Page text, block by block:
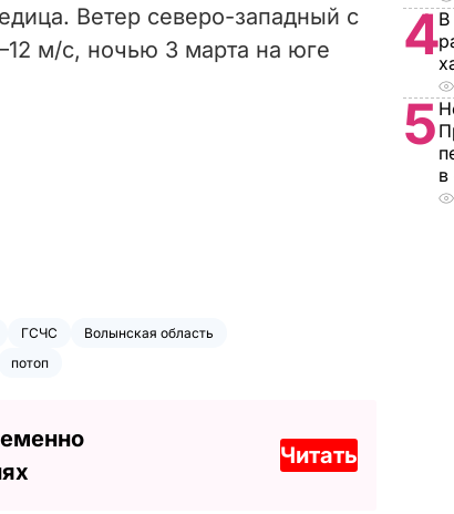
Ветер северо-западный с
м/с, ночью 3 марта на юге
ГСЧС
Волынская область
потоп
Читать
4В
5
в